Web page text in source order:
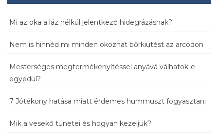
Mi az oka a láz nélkül jelentkező hidegrázásnak?
Nem is hinnéd mi minden okozhat bőrkiütést az arcodon
Mesterséges megtermékenyítéssel anyává válhatok-e
egyedül?
7 Jótékony hatása miatt érdemes hummuszt fogyasztani
Mik a vesekő tünetei és hogyan kezeljük?